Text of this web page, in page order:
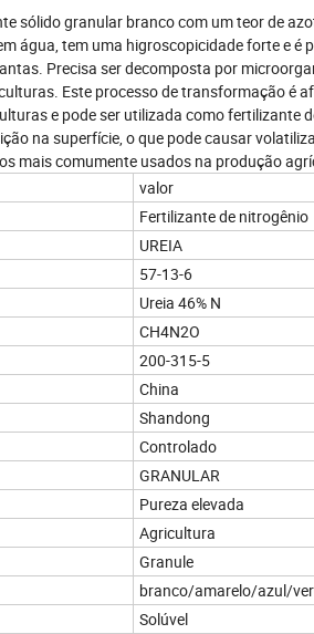
sólido granular branco com um teor de
água, tem uma higroscopicidade forte e
Precisa ser decomposta por
Este processo de transformação é
e pode ser utilizada como fertilizante
na superfície, o que pode causar
mais comumente usados na produção
valor
Fertilizante de nitrogênio
UREIA
57-13-6
Ureia 46% N
CH4N2O
200-315-5
China
Shandong
Controlado
GRANULAR
Pureza elevada
Agricultura
Granule
branco/amarelo/azul/
Solúvel